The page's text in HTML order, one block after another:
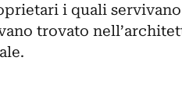
i quali
trovato